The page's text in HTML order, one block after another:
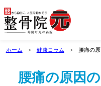
ホーム 健康コラム 腰痛の
腰痛の原因